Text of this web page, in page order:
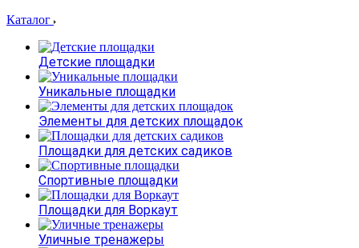
Каталог
Детские площадки
Уникальные площадки
Элементы для детских площадок
Площадки для детских садиков
Спортивные площадки
Площадки для Воркаут
Уличные тренажеры